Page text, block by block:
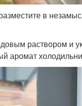
в
раствором и
аромат